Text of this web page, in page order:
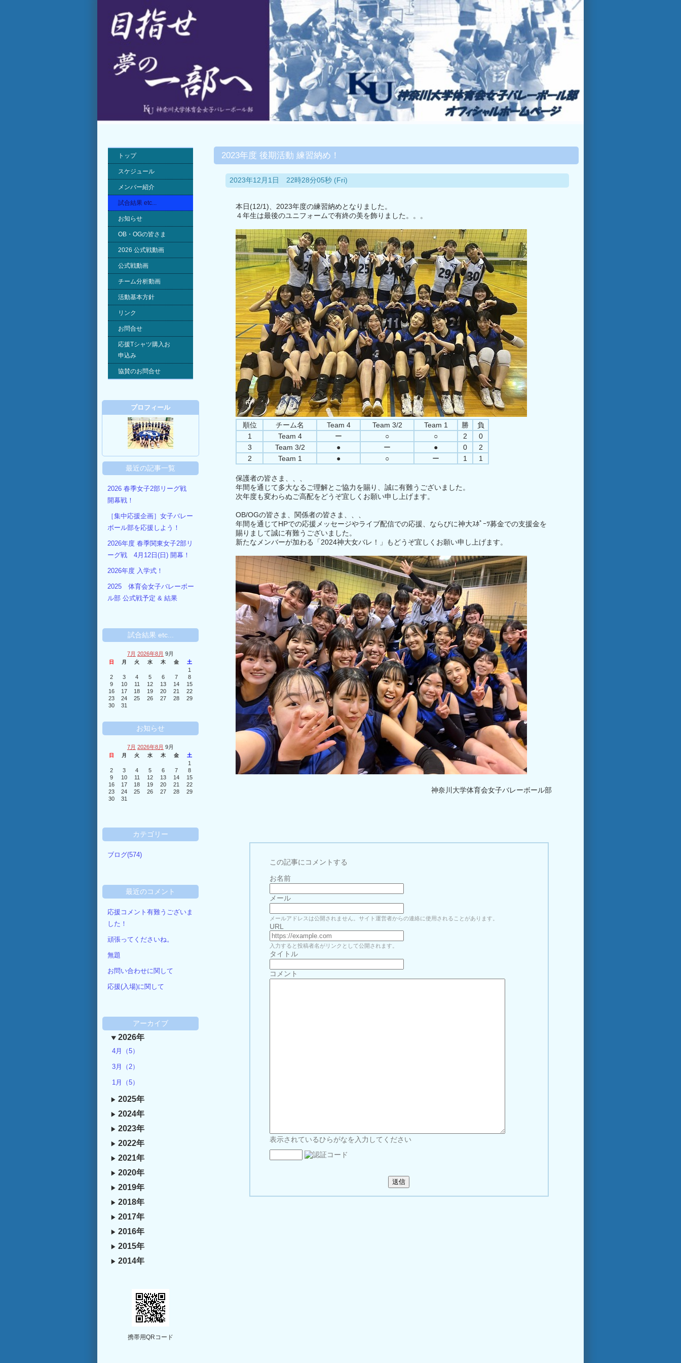
2023年度 後期活動 練習納め！
2023年12月1日 22時28分05秒 (Fri)
本日(12/1)、2023年度の練習納めとなりました。
４年生は最後のユニフォームで有終の美を飾りました。。。
順位 チーム名 Team 4 Team 3/2 Team 1 勝
負
1
Team 4 ー ○ ○ 2
0
3
Team 3/2 ● ー ● 0
2
2
Team 1 ● ○ ー 1 1
保護者の皆さま、、、
年間を通じて多大なるご理解とご協力を賜り、誠に有難うございました。
次年度も変わらぬご高配をどうぞ宜しくお願い申し上げます。
OB/OGの皆さま、関係者の皆さま、、、
年間を通じてHPでの応援メッセージやライブ配信での応援、ならびに神大ｽﾎﾟｰﾂ募金での支援金を
賜りまして誠に有難うございました。
新たなメンバーが加わる「2024神大女バレ！」もどうぞ宜しくお願い申し上げます。
神奈川大学体育会女子バレーボール部
この記事にコメントする
お名前
メール
メールアドレスは公開されません。サイト運営者からの連絡に使用されることがあります。
URL
入力すると投稿者名がリンクとして公開されます。
タイトル
コメント
表示されているひらがなを入力してください
トップ
スケジュール
メンバー紹介
試合結果 etc...
お知らせ
OB・OGの皆さま
2026 公式戦動画
公式戦動画
チーム分析動画
活動基本方針
リンク
お問合せ
応援Tシャツ購入お
申込み
協賛のお問合せ
プロフィール
最近の記事一覧
2026 春季女子2部リーグ戦
開幕戦！
［集中応援企画］女子バレー
ボール部を応援しよう！
2026年度 春季関東女子2部リ
ーグ戦 4月12日(日) 開幕！
2026年度 入学式！
2025 体育会女子バレーボー
ル部 公式戦予定 & 結果
試合結果 etc...
7月 2026年8月 9月
日 月 火 水 木 金 土
1
2
3 4 5 6 7
8
9
10 11 12 13 14
15
16
17 18 19 20 21
22
23
24 25 26 27 28
29
30
31
お知らせ
7月 2026年8月 9月
日 月 火 水 木 金 土
1
2
3 4 5 6 7
8
9
10 11 12 13 14
15
16
17 18 19 20 21
22
23
24 25 26 27 28
29
30
31
カテゴリー
ブログ(574)
最近のコメント
応援コメント有難うございま
した！
頑張ってくださいね。
無題
お問い合わせに関して
応援(入場)に関して
アーカイブ
2026年
4月（5）
3月（2）
1月（5）
2025年
2024年
2023年
2022年
2021年
2020年
2019年
2018年
2017年
2016年
2015年
2014年
携帯用QRコード